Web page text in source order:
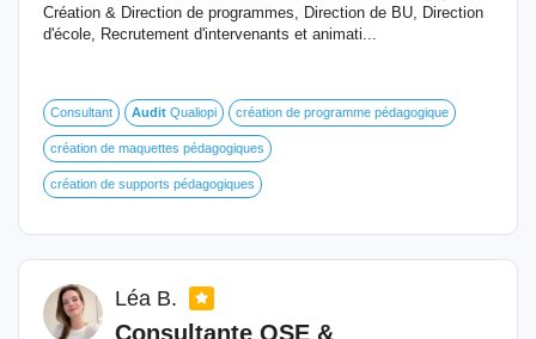
Création & Direction de programmes, Direction de BU, Direction
d'école, Recrutement d'intervenants et animati...
Consultant Audit Qualiopi création de programme pédagogique
création de maquettes pédagogiques
création de supports pédagogiques
Léa B.
Consultante QSE &